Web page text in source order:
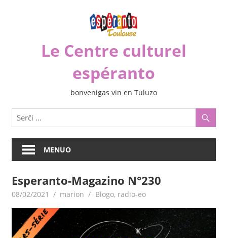
Le Centre culturel
espéranto
bonvenigas vin en Tuluzo
MENUO
Esperanto-Magazino N°230
08/02/2021 marion Blogo, radio-eo